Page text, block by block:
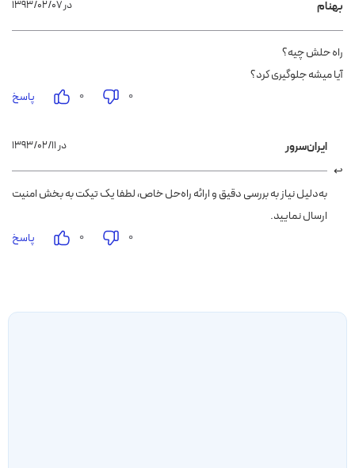
بهنام ۱۳۹۳/۰۲/۰۷ در
راه حلش چیه؟
آیا میشه جلوگیری کرد؟
۰
۰ پاسخ
ایران‌سرور ۱۳۹۳/۰۲/۱۱ در
به‌دلیل نیاز به بررسی دقیق و ارائه راه‌حل خاص، لطفا یک تیکت به بخش امنیت
ارسال نمایید.
۰
۰ پاسخ